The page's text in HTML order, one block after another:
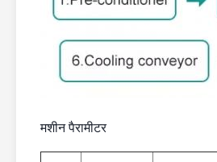
मशीन पैरामीटर